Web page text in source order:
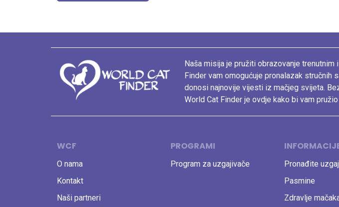
Naša misija je pružiti obrazovanje
Finder vam omogućuje pronalazak stručnih
donosi najnovije vijesti iz mačjeg svijeta.
World Cat Finder je ovdje kako bi vam
WCF
O nama
Kontakt
Naši partneri
PROGRAMI
Program za uzgajivače
Pronađite
Pasmine
Zdravlje